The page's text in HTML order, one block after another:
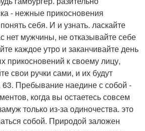
- нежные прикосновения
себя. И и узнать. ласкайте
нет мужчины, не отказывайте себе
каждое утро и заканчивайте день
прикосновений к своему лицу,
свои ручки сами, и их будут
63. Пребывание наедине с собой -
когда вы остаетесь совсем
только из-за одиночества. это
собой. Природой заложен